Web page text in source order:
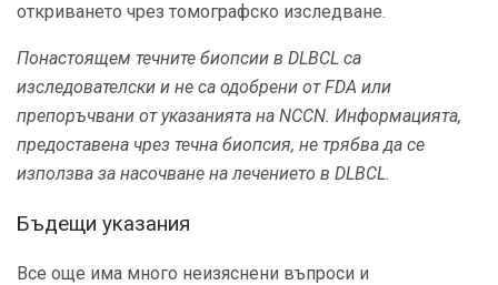
откриването чрез томографско изследване.
Понастоящем течните биопсии в DLBCL са
изследователски и не са одобрени от FDA или
препоръчвани от указанията на NCCN. Информацията,
предоставена чрез течна биопсия, не трябва да се
използва за насочване на лечението в DLBCL.
Бъдещи указания
Все още има много неизяснени въпроси и